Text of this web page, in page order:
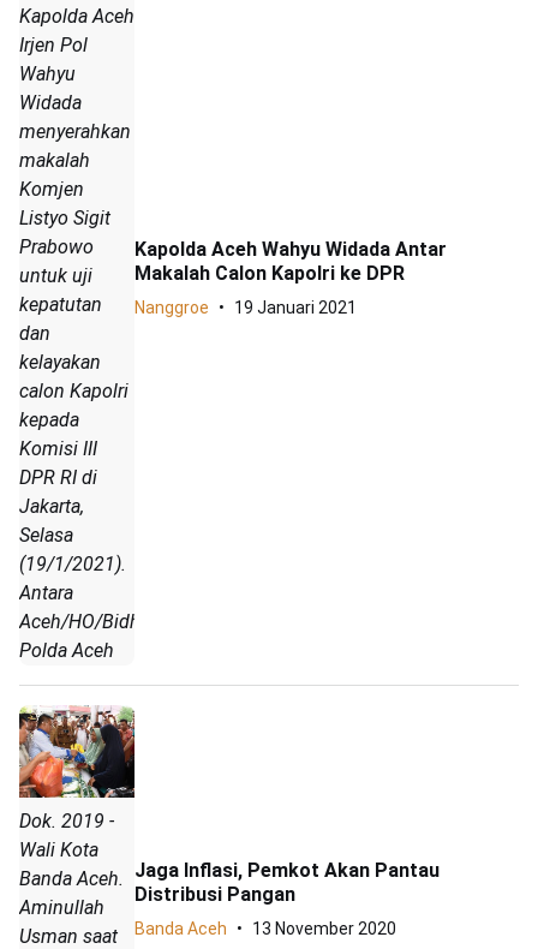
Kapolda Aceh
Irjen Pol
Wahyu
Widada
menyerahkan
makalah
Komjen
Listyo Sigit
Prabowo
untuk uji
kepatutan
dan
kelayakan
calon Kapolri
kepada
Komisi III
DPR RI di
Jakarta,
Selasa
(19/1/2021).
Antara
Aceh/HO/Bidhumas
Polda Aceh
Kapolda Aceh Wahyu Widada Antar
Makalah Calon Kapolri ke DPR
Nanggroe 19 Januari 2021
Dok. 2019 -
Wali Kota
Banda Aceh.
Aminullah
Usman saat
Jaga Inflasi, Pemkot Akan Pantau
Distribusi Pangan
Banda Aceh 13 November 2020